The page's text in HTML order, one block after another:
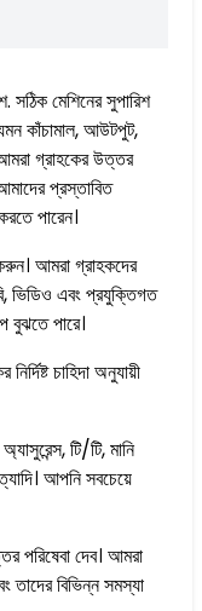
মেশিনের সুপারিশ
কাঁচামাল, আউটপুট,
গ্রাহকের উত্তর
প্রস্তাবিত
পারেন।
আমরা গ্রাহকদের
ভিডিও এবং প্রযুক্তিগত
বুঝতে পারে।
চাহিদা অনুযায়ী
টি/টি, মানি
আপনি সবচেয়ে
পরিষেবা দেব। আমরা
তাদের বিভিন্ন সমস্যা